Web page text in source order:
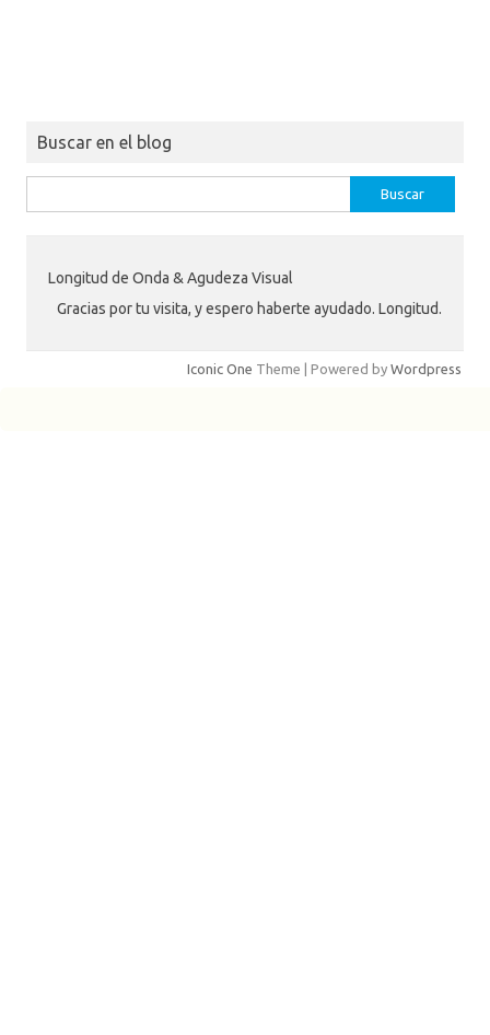
Buscar en el blog
Longitud de Onda & Agudeza Visual
Gracias por tu visita, y espero haberte ayudado. Longitud.
Iconic One Theme | Powered by Wordpress